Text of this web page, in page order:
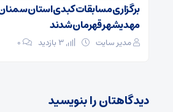
برگزاری مسابقات کبدی استان
مهدیشهر قهرمان شدند
مدیر سایت ۰
دیدگاهتان را بنویسید